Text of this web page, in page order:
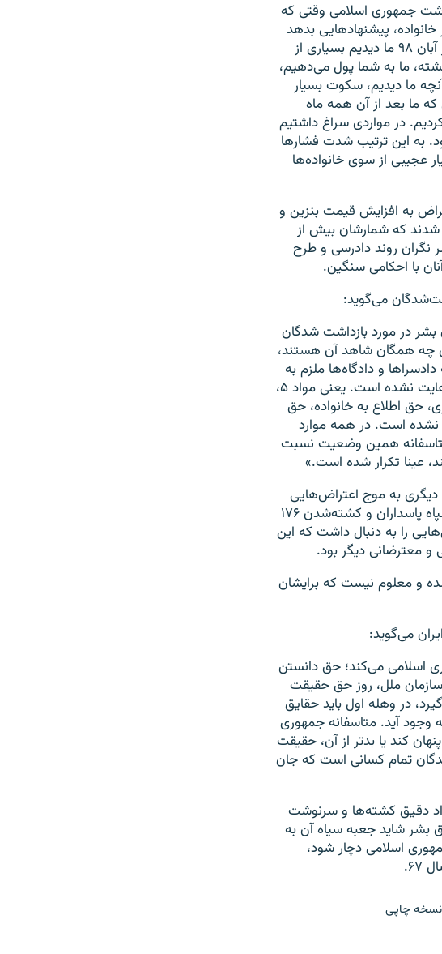
نداشت جمهوری اسلامی وقتی که
پیشنهادهایی بدهد
که خانواده را تحت فشار، متمایل کند تا بپذیرند سکوت کنند. این بار در آبان ۹۸ ما دیدیم بسیاری از
ما به شما پول می‌دهیم،
و البته این با تهدید و ارعاب همراه بود. یعنی در آبان ۹۸ آنچه ما دیدیم، سکوت بسیار
ما بعد از آن همه ماه
در مواردی سراغ داشتیم
به این ترتیب شدت فشارها
از سوی خانواده‌ها
تن از افرادی که از شامگاه ۲۴ آبان در اعتراض به افزایش قیمت بنزین و
شدند که شمارشان بیش از
روند دادرسی و طرح
با احکامی سنگین.
می‌گوید:
در مورد بازداشت شدگان
و آن چه همگان شاهد آن هستند،
و دادگاه‌ها ملزم به
رعایت کامل آن هستند، در باب هیچ کدام از بازداشت‌شدگان آبان ۹۸ رعایت نشده است. یعنی مواد ۵،
حق اطلاع به خانواده، حق
نشده است. در همه موارد
همین وضعیت نسبت
دیگری به موج اعتراض‌هایی
جدید دامن زد. سرنگونی هواپیمای مسافربری اوکراینی توسط موشک سپاه پاسداران و کشته‌شدن ۱۷۶
اعتراض‌هایی را به دنبال داشت که این
و معترضانی دیگر بود.
و معلوم نیست که برایشان
می‌گوید:
اسلامی می‌کند؛ حق دانستن
که روز ۴ فروردین از سوی سازمان ملل، روز حق حقیقت
در وهله اول باید حقایق
آید. متاسفانه جمهوری
کند یا بدتر از آن، حقیقت
تمام کسانی است که جان
تعداد دقیق کشته‌ها و سرنوشت
بشر شاید جعبه سیاه آن به
اسلامی دچار شود،
نسخه چاپی